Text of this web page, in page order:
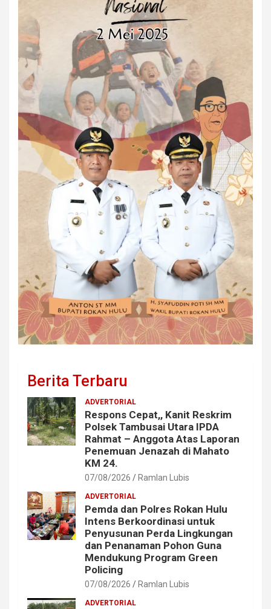
Berita Terbaru
ADVERTORIAL
Respons Cepat,, Kanit Reskrim
Polsek Tambusai Utara IPDA
Rahmat – Anggota Atas Laporan
Penemuan Jenazah di Mahato
KM 24.
07/08/2026 Ramlan Lubis
ADVERTORIAL
Pemda dan Polres Rokan Hulu
Intens Berkoordinasi untuk
Penyusunan Perda Lingkungan
dan Penanaman Pohon Guna
Mendukung Program Green
Policing
07/08/2026 Ramlan Lubis
ADVERTORIAL